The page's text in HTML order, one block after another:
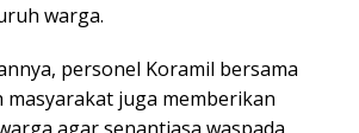
warga.
personel Koramil bersama
masyarakat juga memberikan